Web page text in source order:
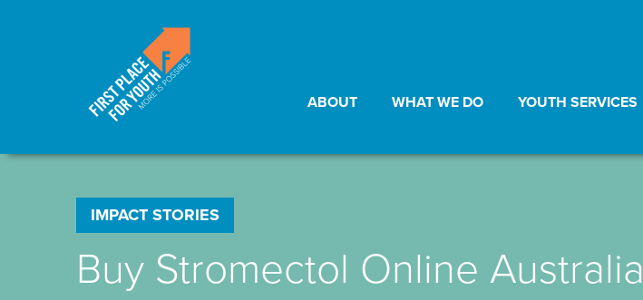
ABOUT WHAT WE DO YOUTH SERVICES
IMPACT STORIES
Buy Stromectol Online Australia